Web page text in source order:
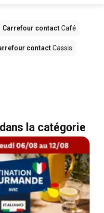
Carrefour contactCafé
contactCassis
la catégorie